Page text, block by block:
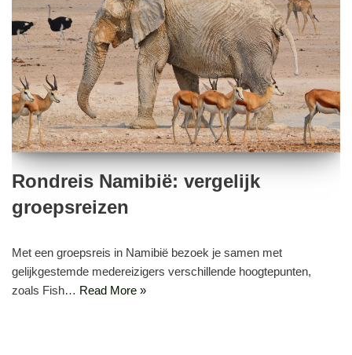
Rondreis Namibië: vergelijk
groepsreizen
Met een groepsreis in Namibië bezoek je samen met
gelijkgestemde medereizigers verschillende hoogtepunten,
zoals Fish… Read More »